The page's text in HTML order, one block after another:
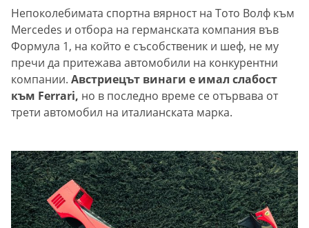
Непоколебимата спортна вярност на Тото Волф към
Mercedes и отбора на германската компания във
Формула 1, на който е съсобственик и шеф, не му
пречи да притежава автомобили на конкурентни
компании. Австриецът винаги е имал слабост
към Ferrari, но в последно време се отървава от
трети автомобил на италианската марка.